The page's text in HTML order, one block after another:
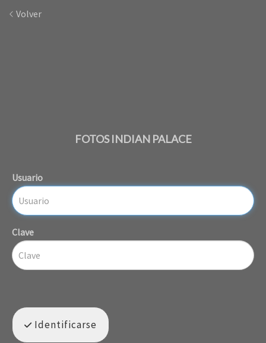
Volver
FOTOS INDIAN PALACE
Usuario
Clave
Identificarse